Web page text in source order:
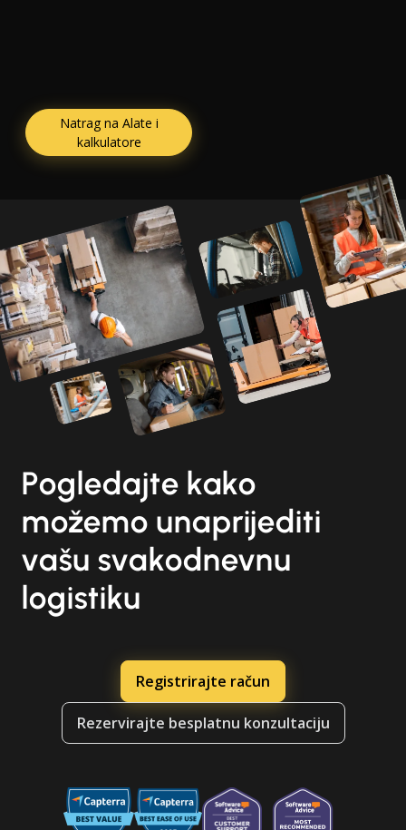
Natrag na Alate i
kalkulatore
Pogledajte kako
možemo unaprijediti
vašu svakodnevnu
logistiku
Registrirajte račun
Rezervirajte besplatnu konzultaciju